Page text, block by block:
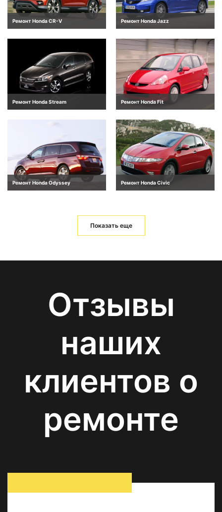
Ремонт Honda CR-V Ремонт Honda Jazz
Ремонт Honda Stream Ремонт Honda Fit
Ремонт Honda Odyssey Ремонт Honda Civic
Показать еще
Отзывы
наших
клиентов о
ремонте